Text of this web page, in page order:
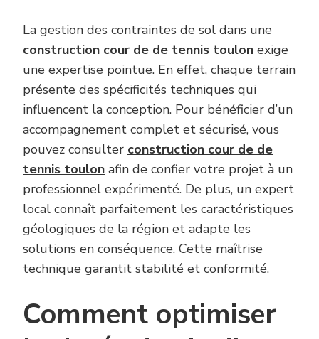
La gestion des contraintes de sol dans une
construction cour de de tennis toulon exige
une expertise pointue. En effet, chaque terrain
présente des spécificités techniques qui
influencent la conception. Pour bénéficier d’un
accompagnement complet et sécurisé, vous
pouvez consulter construction cour de de
tennis toulon afin de confier votre projet à un
professionnel expérimenté. De plus, un expert
local connaît parfaitement les caractéristiques
géologiques de la région et adapte les
solutions en conséquence. Cette maîtrise
technique garantit stabilité et conformité.
Comment optimiser